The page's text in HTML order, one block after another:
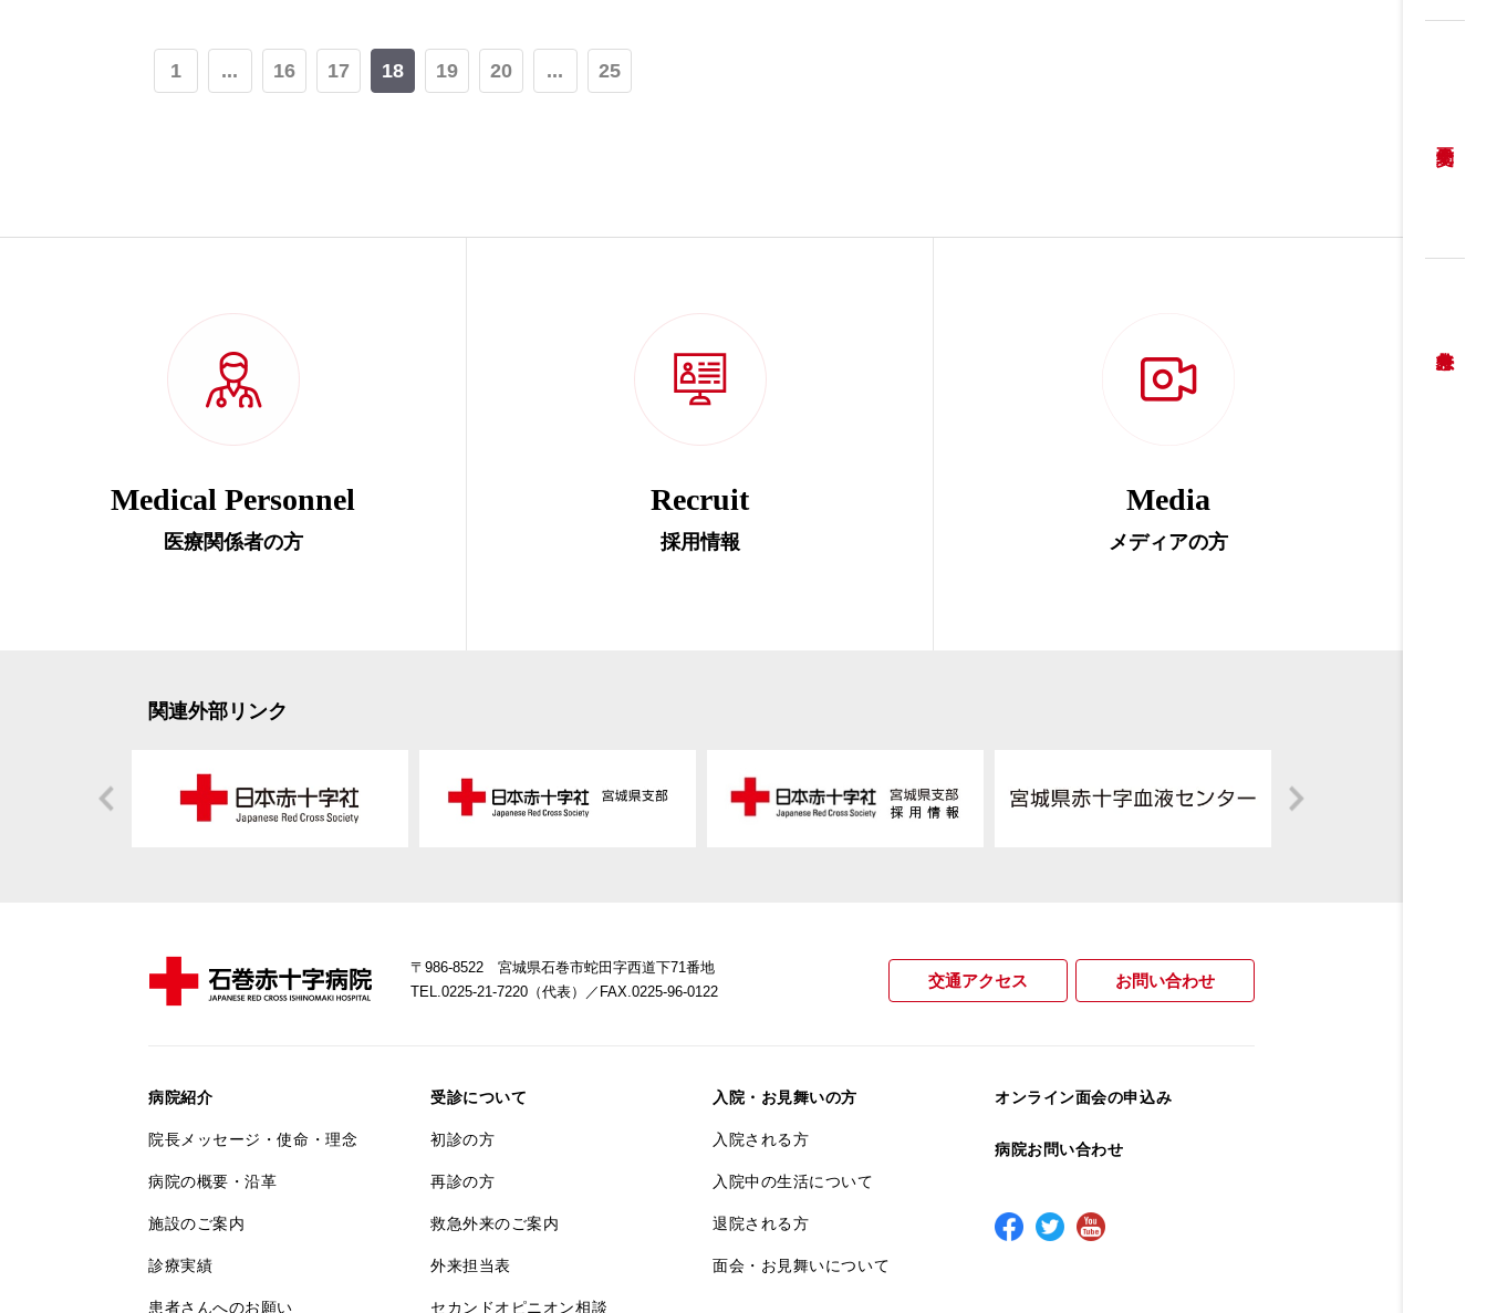
1 ... 16 17 18 19 20 ... 25
Medical Personnel
医療関係者の方
Recruit
採用情報
Media
メディアの方
関連外部リンク
〒986-8522 宮城県石巻市蛇田字西道下71番地
TEL.0225-21-7220（代表）
／FAX.0225-96-0122
交通アクセス お問い合わせ
病院紹介
院長メッセージ・使命・理念
病院の概要・沿革
施設のご案内
診療実績
患者さんへのお願い
受診について
初診の方
再診の方
救急外来のご案内
外来担当表
セカンドオピニオン相談
入院・お見舞いの方
入院される方
入院中の生活について
退院される方
面会・お見舞いについて
オンライン面会の申込み
病院お問い合わせ